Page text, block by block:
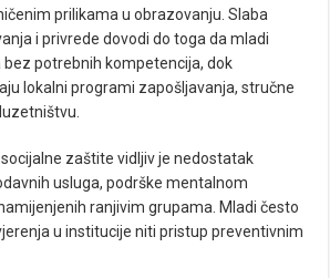
prilikama u obrazovanju. Slaba
i privrede dovodi do toga da mladi
potrebnih kompetencija, dok
lokalni programi zapošljavanja, stručne
zaštite vidljiv je nedostatak
usluga, podrške mentalnom
ranjivim grupama. Mladi često
u institucije niti pristup preventivnim